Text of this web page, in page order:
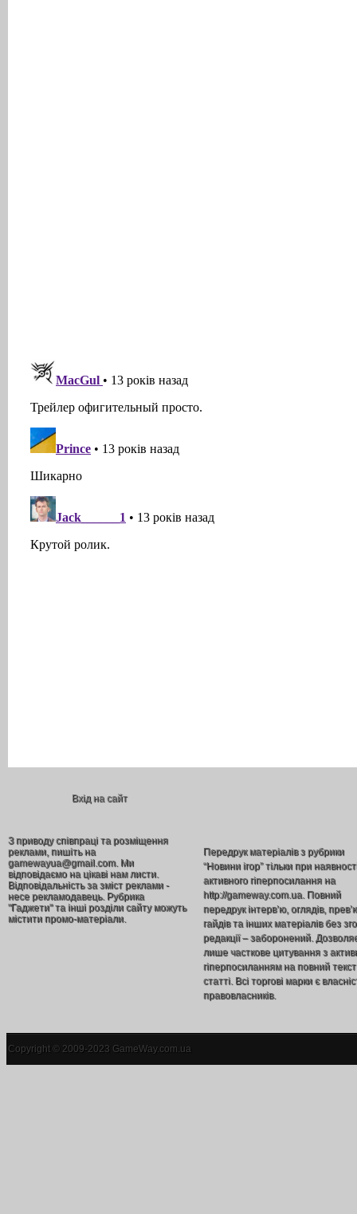
Вхід на сайт
З приводу співпраці та розміщення
реклами, пишіть на
gamewayua@gmail.com. Ми
відповідаємо на цікаві нам листи.
Відповідальність за зміст реклами -
несе рекламодавець. Рубрика
"Гаджети" та інші розділи сайту можуть
містити промо-матеріали.
Передрук матеріалів з рубрики
“Новини ігор” тільки при
активного гіперпосилання на
http://gameway.com.ua. Повний
передрук інтерв’ю, оглядів,
гайдів та інших матеріалів без
редакції – заборонений.
лише часткове цитування з
гіперпосиланням на повний текст
статті. Всі торгові марки є
правовласників.
Copyright © 2009-2023 GameWay.com.ua